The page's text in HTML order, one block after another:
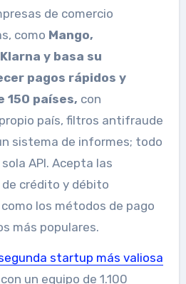
de comercio
como Mango,
y basa su
pagos rápidos y
150 países, con
país, filtros antifraude
sistema de informes; todo
API. Acepta las
crédito y débito
los métodos de pago
más populares.
startup más valiosa
un equipo de 1.100